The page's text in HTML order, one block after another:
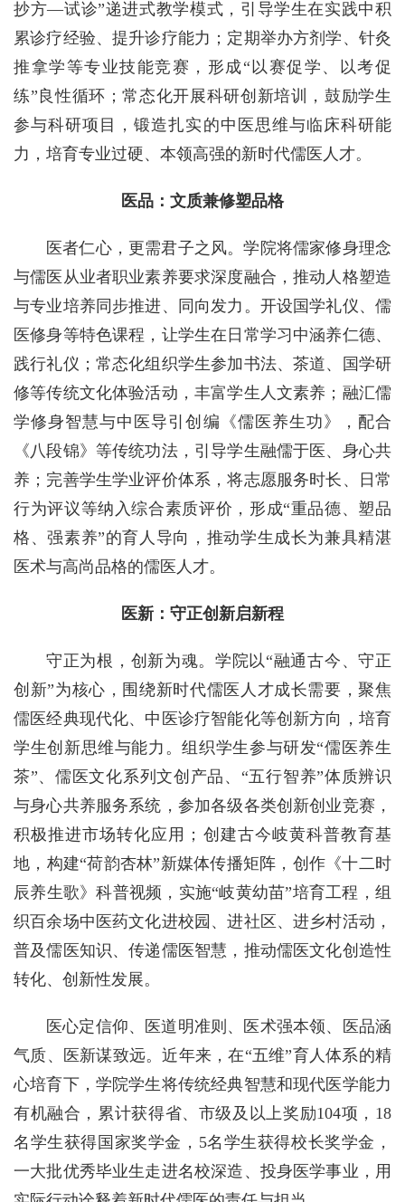
抄方—试诊”递进式教学模式，引导学生在实践中积
累诊疗经验、提升诊疗能力；定期举办方剂学、针灸
推拿学等专业技能竞赛，形成“以赛促学、以考促
练”良性循环；常态化开展科研创新培训，鼓励学生
参与科研项目，锻造扎实的中医思维与临床科研能
力，培育专业过硬、本领高强的新时代儒医人才。
医品：文质兼修塑品格
医者仁心，更需君子之风。学院将儒家修身理念
与儒医从业者职业素养要求深度融合，推动人格塑造
与专业培养同步推进、同向发力。开设国学礼仪、儒
医修身等特色课程，让学生在日常学习中涵养仁德、
践行礼仪；常态化组织学生参加书法、茶道、国学研
修等传统文化体验活动，丰富学生人文素养；融汇儒
学修身智慧与中医导引创编《儒医养生功》，配合
《八段锦》等传统功法，引导学生融儒于医、身心共
养；完善学生学业评价体系，将志愿服务时长、日常
行为评议等纳入综合素质评价，形成“重品德、塑品
格、强素养”的育人导向，推动学生成长为兼具精湛
医术与高尚品格的儒医人才。
医新：守正创新启新程
守正为根，创新为魂。学院以“融通古今、守正
创新”为核心，围绕新时代儒医人才成长需要，聚焦
儒医经典现代化、中医诊疗智能化等创新方向，培育
学生创新思维与能力。组织学生参与研发“儒医养生
茶”、儒医文化系列文创产品、“五行智养”体质辨识
与身心共养服务系统，参加各级各类创新创业竞赛，
积极推进市场转化应用；创建古今岐黄科普教育基
地，构建“荷韵杏林”新媒体传播矩阵，创作《十二时
辰养生歌》科普视频，实施“岐黄幼苗”培育工程，组
织百余场中医药文化进校园、进社区、进乡村活动，
普及儒医知识、传递儒医智慧，推动儒医文化创造性
转化、创新性发展。
医心定信仰、医道明准则、医术强本领、医品涵
气质、医新谋致远。近年来，在“五维”育人体系的精
心培育下，学院学生将传统经典智慧和现代医学能力
有机融合，累计获得省、市级及以上奖励104项，18
名学生获得国家奖学金，5名学生获得校长奖学金，
一大批优秀毕业生走进名校深造、投身医学事业，用